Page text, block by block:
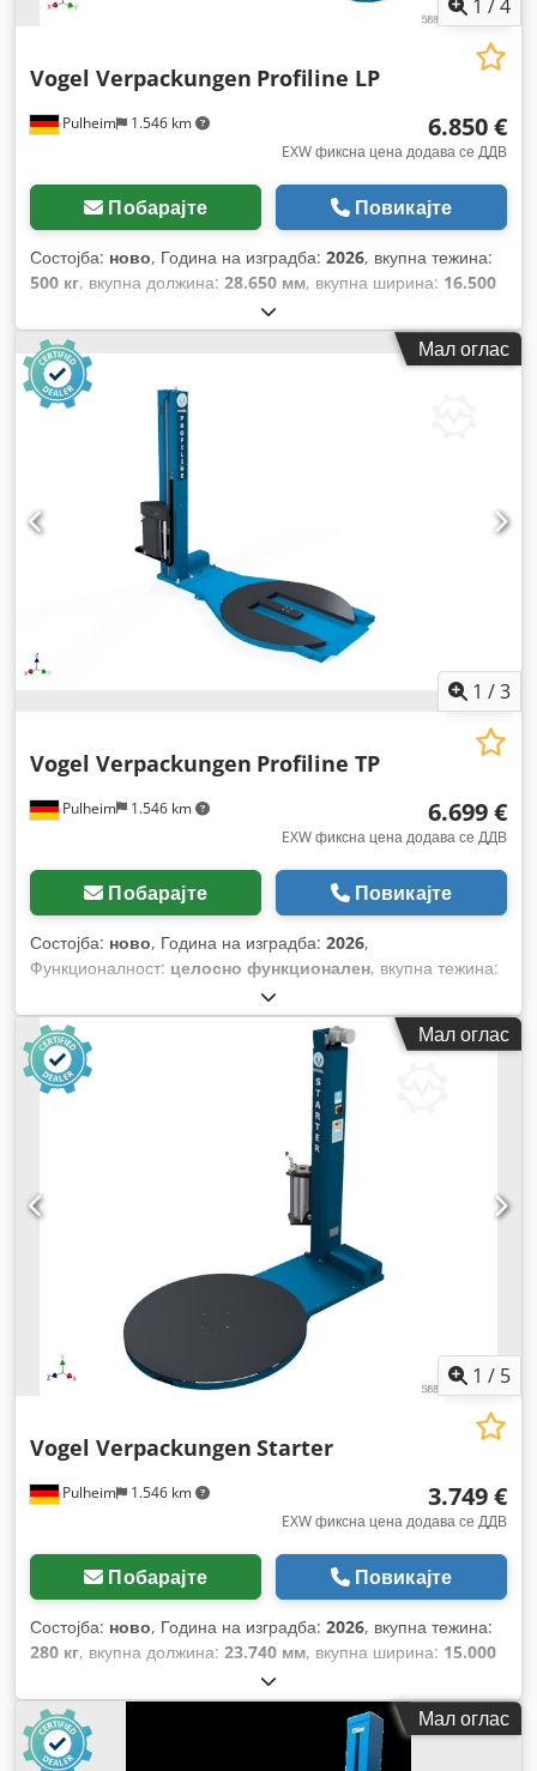
1 /4
Pulheim 1.546 km
Vogel Verpackungen Profiline LP
6.850 €
EXW фиксна цена додава се ДДВ
Побарајте Повикајте
Состојба: ново, Година на изградба: 2026, вкупна тежина:
500 кг, вкупна должина: 28.650 мм, вкупна ширина: 16.500
25.230 мм, влезен напон:
времетраење на гаранцијата:24 месеци,
Мал оглас
1 /3
Pulheim 1.546 km
Vogel Verpackungen Profiline TP
6.699 €
EXW фиксна цена додава се ДДВ
Побарајте Повикајте
Состојба: ново, Година на изградба: 2026,
Функционалност: целосно функционален, вкупна тежина:
31.000 мм
мм, вкупна висина:25.800 мм, влезен напон:230 V,
времетраење на гаранцијата:
24 месеци Мал оглас
1 / 5
Pulheim 1.546 km
Vogel Verpackungen Starter
3.749 €
EXW фиксна цена додава се ДДВ
Побарајте Повикајте
Состојба: ново, Година на изградба: 2026, вкупна тежина:
280 кг, вкупна должина: 23.740 мм, вкупна ширина: 15.000
20.750 мм, влезен напон:
времетраење на гаранцијата:24 месеци,
Мал оглас